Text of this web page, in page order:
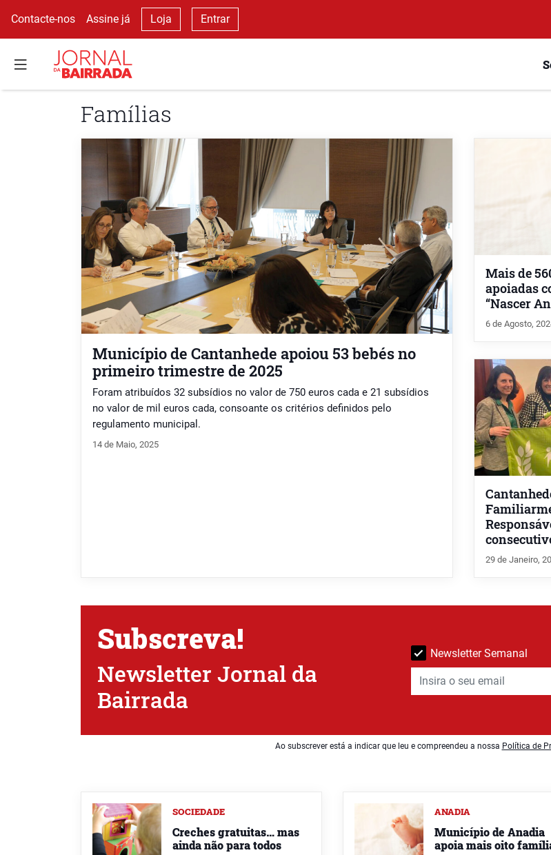
Contacte-nos Assine já Loja Entrar
Famílias
Município de Cantanhede apoiou 53 bebés no
primeiro trimestre de 2025
Foram atribuídos 32 subsídios no valor de 750 euros cada e 21 subsídios
no valor de mil euros cada, consoante os critérios definidos pelo
regulamento municipal.
14 de Maio, 2025
Mais de
apoiadas
“Nascer
6 de Agosto,
29 de Janeiro,
Subscreva!
Newsletter Jornal da
Bairrada
Newsletter Semanal
Ao subscrever está a indicar que leu e compreendeu a nossa Política de
SOCIEDADE
Creches gratuitas… mas
ainda não para todos
ANADIA
Município de Anadia
apoia mais oito